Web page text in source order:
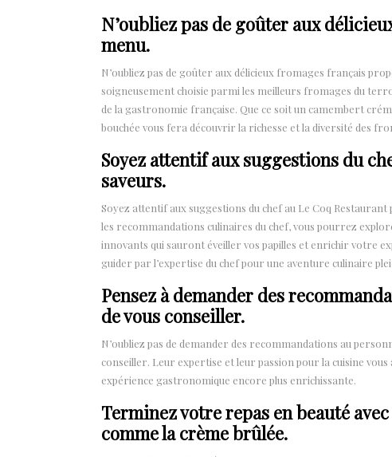
N’oubliez pas de goûter aux
menu.
N’oubliez pas de goûter aux délicieux fromages français
soigneusement choisie parmi les meilleurs fromages du
de la gastronomie française. Que ce soit un camembert
bouchée vous fera découvrir la richesse et la diversité des
Soyez attentif aux suggestions du
saveurs.
Soyez attentif aux suggestions du chef au Le Coq
les recommandations culinaires du chef, vous pourrez
innovants qui sauront éveiller vos papilles et enrichir votre
guider par l’expertise du chef pour une aventure culinaire
Pensez à demander des
de vous conseiller.
N’oubliez pas de demander des recommandations au
conseiller. Leur expertise et leur passion pour la cuisine
expérience gastronomique encore plus enrichissante.
Terminez votre repas en beauté
comme la crème brûlée.